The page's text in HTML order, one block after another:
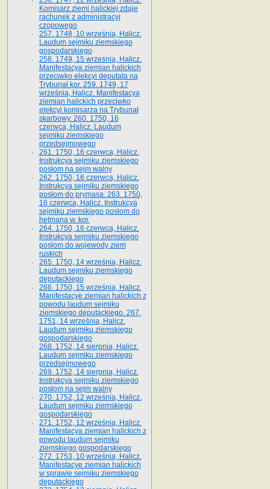
Komisarz ziemi halickiej zdaje
rachunek z administracyi
czopowego
257. 1748, 10 września, Halicz.
Laudum sejmiku ziemskiego
gospodarskiego
258. 1749, 15 września, Halicz.
Manifestacya ziemian halickich
przeciwko elekcyi deputata na
Trybunał kor. 259. 1749, 17
września, Halicz. Manifestacya
ziemian halickich przeciwko
elekcyi komisarza na Trybunał
skarbowy. 260. 1750, 16
czerwca, Halicz. Laudum
sejmiku ziemskiego
przedsejmowego
261. 1750, 16 czerwca, Halicz.
Instrukcya sejmiku ziemskiego
posłom na sejm walny
262. 1750, 16 czerwca, Halicz.
Instrukcya sejmiku ziemskiego
posłom do prymasa. 263. 1750,
16 czerwca, Halicz. Instrukcya
sejmiku ziemskiego posłom do
hetmana w. kor.
264. 1750, 16 czerwca, Halicz.
Instrukcya sejmiku ziemskiego
posłom do wojewody ziem
ruskich
265. 1750, 14 września, Halicz.
Laudum sejmiku ziemskiego
deputackiego
266. 1750, 15 września, Halicz.
Manifestacye ziemian halickich z
powodu laudum sejmiku
ziemskiego deputackiego. 267.
1751, 14 września, Halicz.
Laudum sejmiku ziemskiego
gospodarskiego
268. 1752, 14 sierpnia, Halicz.
Laudum sejmiku ziemskiego
przedsejmowego
269. 1752, 14 sierpnia, Halicz.
Instrukcya sejmiku ziemskiego
posłom na sejm walny
270. 1752, 12 września, Halicz.
Laudum sejmiku ziemskiego
gospodarskiego
271. 1752, 12 września, Halicz.
Manifestacya ziemian halickich z
powodu laudum sejmiku
ziemskiego gospodarskiego
272. 1753, 10 września, Halicz.
Manifestacye ziemian halickich
w sprawie sejmiku ziemskiego
deputackiego